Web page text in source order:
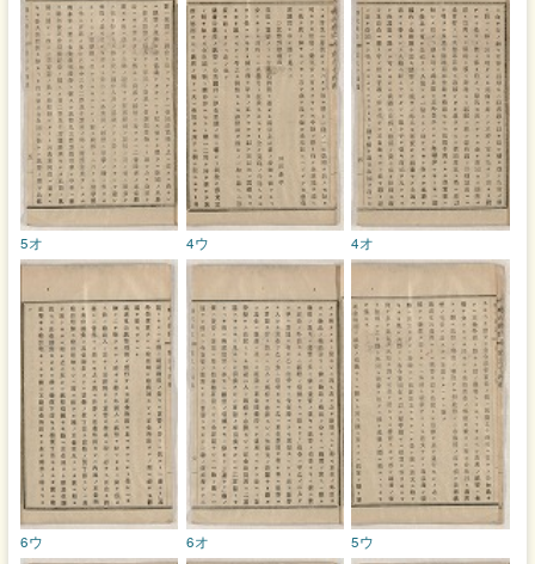
4オ
4ウ
5オ
5ウ
6オ
6ウ